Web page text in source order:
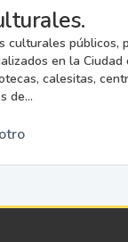
culturales públicos,
en la Ciudad
calesitas,
de...
otro